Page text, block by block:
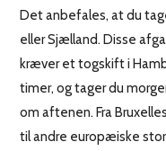
Det anbefales, at du
eller Sjælland. Disse
kræver et togskift i
timer, og tager du
om aftenen. Fra
til andre europæiske